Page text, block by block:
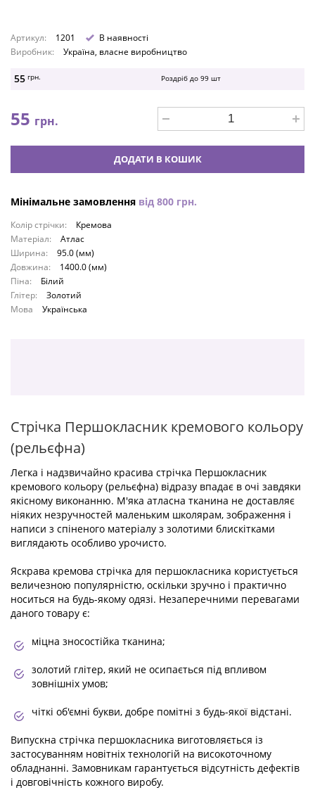
Артикул: 1201
В наявності
Виробник:
Україна, власне виробництво
55 грн. Роздріб до 99 шт
55 грн.
ДОДАТИ В КОШИК
Мінімальне замовлення від 800 грн.
Колір стрічки:
Кремова
Матеріал:
Атлас
Ширина:
95.0 (мм)
Довжина:
1400.0 (мм)
Піна:
Білий
Глітер:
Золотий
Мова
Українська
Стрічка Першокласник кремового кольору
(рельєфна)
Легка і надзвичайно красива стрічка Першокласник
кремового кольору (рельєфна) відразу впадає в очі завдяки
якісному виконанню. М'яка атласна тканина не доставляє
ніяких незручностей маленьким школярам, ​​зображення і
написи з спіненого матеріалу з золотими блискітками
виглядають особливо урочисто.
Яскрава кремова стрічка для першокласника користується
величезною популярністю, оскільки зручно і практично
носиться на будь-якому одязі. Незаперечними перевагами
даного товару є:
міцна зносостійка тканина;
золотий глітер, який не осипається під впливом
зовнішніх умов;
чіткі об'ємні букви, добре помітні з будь-якої відстані.
Випускна стрічка першокласника виготовляється із
застосуванням новітніх технологій на високоточному
обладнанні. Замовникам гарантується відсутність дефектів
і довговічність кожного виробу.